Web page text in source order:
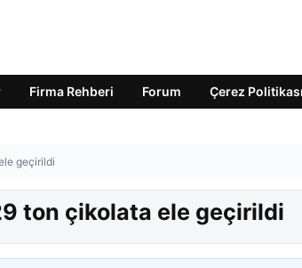
Firma Rehberi Forum Çerez Politikası
geçirildi
ton çikolata ele geçirildi